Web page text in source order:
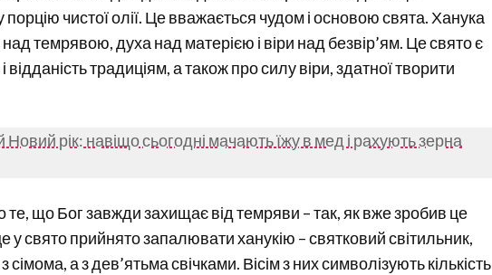
чистої олії. Це вважається чудом і основою свята. Ханука
темрявою, духа над матерією і віри над безвір’ям. Це свято є
традиціям, а також про силу віри, здатної творити
рік: навіщо сьогодні мачають їжу в мед і рахують зерна
що Бог завжди захищає від темряви – так, як вже зробив це
у свято прийнято запалювати ханукію – святковий світильник,
а з дев’ятьма свічками. Вісім з них символізують кількість